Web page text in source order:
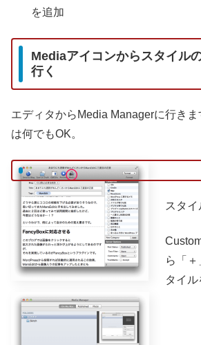
を追加
Mediaアイコンからスタイル
行く
エディタからMedia Managerに行きま
は何でもOK。
スタ
ら「
タイル